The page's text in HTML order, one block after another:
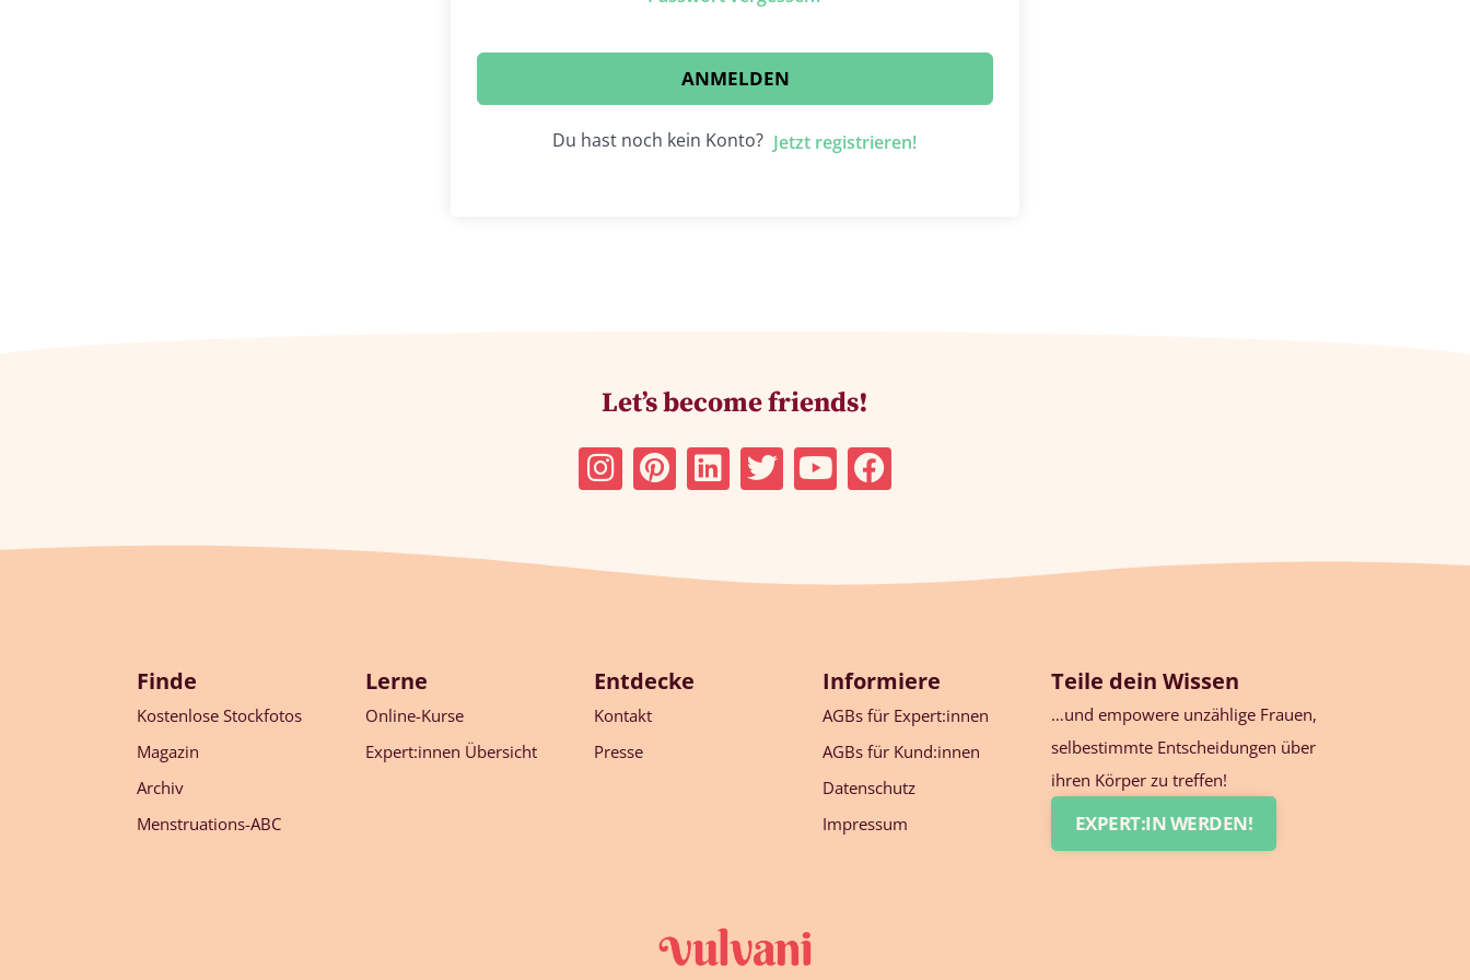
ANMELDEN
Du hast noch kein Konto? Jetzt registrieren!
Let’s become friends!
Finde
Kostenlose Stockfotos
Magazin
Archiv
Menstruations-ABC
Lerne
Online-Kurse
Expert:innen Übersicht
Entdecke
Kontakt
Presse
Informiere
AGBs für Expert:innen
AGBs für Kund:innen
Datenschutz
Impressum
Teile dein Wissen
…und empowere unzählige Frauen,
selbestimmte Entscheidungen über
ihren Körper zu treffen!
EXPERT:IN WERDEN!